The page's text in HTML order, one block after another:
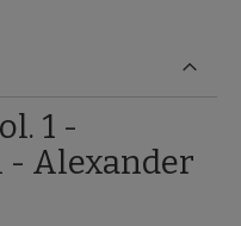
1 -
- Alexander